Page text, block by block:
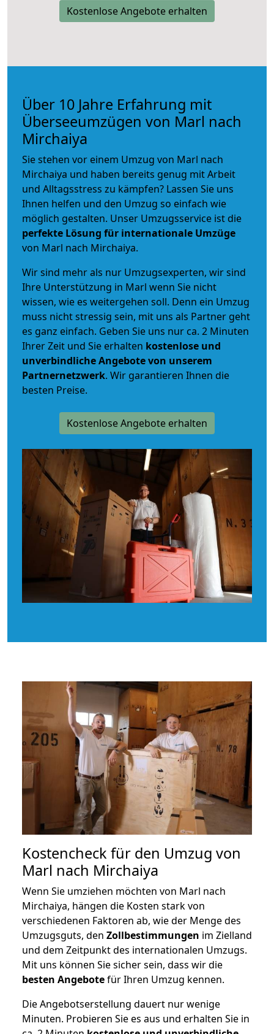
Kostenlose Angebote erhalten
Über 10 Jahre Erfahrung mit
Überseeumzügen von Marl nach
Mirchaiya
Sie stehen vor einem Umzug von Marl nach
Mirchaiya und haben bereits genug mit Arbeit
und Alltagsstress zu kämpfen? Lassen Sie uns
Ihnen helfen und den Umzug so einfach wie
möglich gestalten. Unser Umzugsservice ist die
perfekte Lösung für internationale Umzüge
von Marl nach Mirchaiya.
Wir sind mehr als nur Umzugsexperten, wir sind
Ihre Unterstützung in Marl wenn Sie nicht
wissen, wie es weitergehen soll. Denn ein Umzug
muss nicht stressig sein, mit uns als Partner geht
es ganz einfach. Geben Sie uns nur ca. 2 Minuten
Ihrer Zeit und Sie erhalten kostenlose und
unverbindlicheAngebote von unserem
Partnernetzwerk. Wir garantieren Ihnen die
besten Preise.
Kostenlose Angebote erhalten
Kostencheck für den Umzug von
Marl nach Mirchaiya
Wenn Sie umziehen möchten von Marl nach
Mirchaiya, hängen die Kosten stark von
verschiedenen Faktoren ab, wie der Menge des
Umzugsguts, den Zollbestimmungen im Zielland
und dem Zeitpunkt des internationalen Umzugs.
Mit uns können Sie sicher sein, dass wir die
besten Angebotefür Ihren Umzug kennen.
Die Angebotserstellung dauert nur wenige
Minuten. Probieren Sie es aus und erhalten Sie in